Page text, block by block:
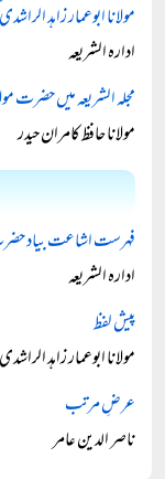
مولانا ابوعمار زاہد
ادارہ الشریعہ
مجلہ الشریعہ میں حضرت
مولانا حافظ کامران حیدر
فہرست اشاعت بیاد
ادارہ الشریعہ
پیش لفظ
مولانا ابوعمار زاہد الراشدی
عرضِ مرتب
ناصر الدین عامر